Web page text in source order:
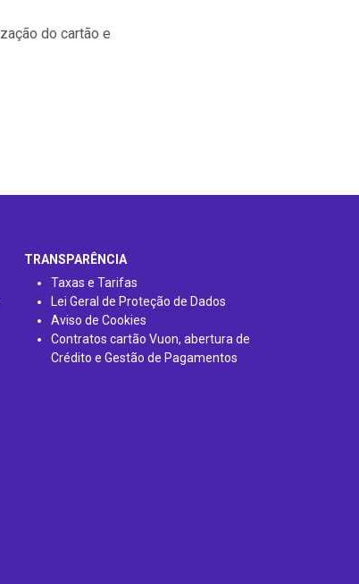
do cartão e
TRANSPARÊNCIA
Taxas e Tarifas
Lei Geral de Proteção de Dados
Aviso de Cookies
Contratos cartão Vuon, abertura de
Crédito e Gestão de Pagamentos